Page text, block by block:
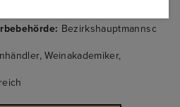
Bezirkshauptmannsc
Weinakademiker,